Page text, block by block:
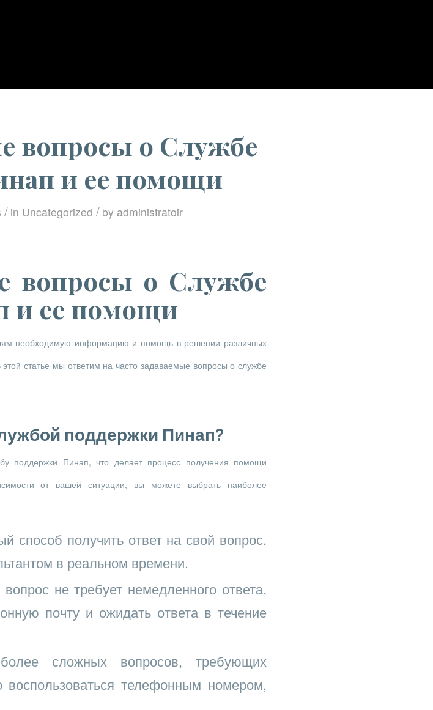
вопросы о Службе
и ее помощи
/ in Uncategorized / by administratoir
вопросы о Службе
и ее помощи
необходимую информацию и помощь в решении различных
статье мы ответим на часто задаваемые вопросы о службе
поддержки Пинап?
поддержки Пинап, что делает процесс получения помощи
от вашей ситуации, вы можете выбрать наиболее
способ получить ответ на свой вопрос.
в реальном времени.
не требует немедленного ответа,
почту и ожидать ответа в течение
сложных вопросов, требующих
телефонным номером,